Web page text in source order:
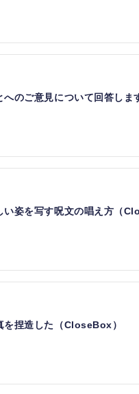
へのご意見について回答しま
姿を写す呪文の唱え方（
捏造した（CloseBox）